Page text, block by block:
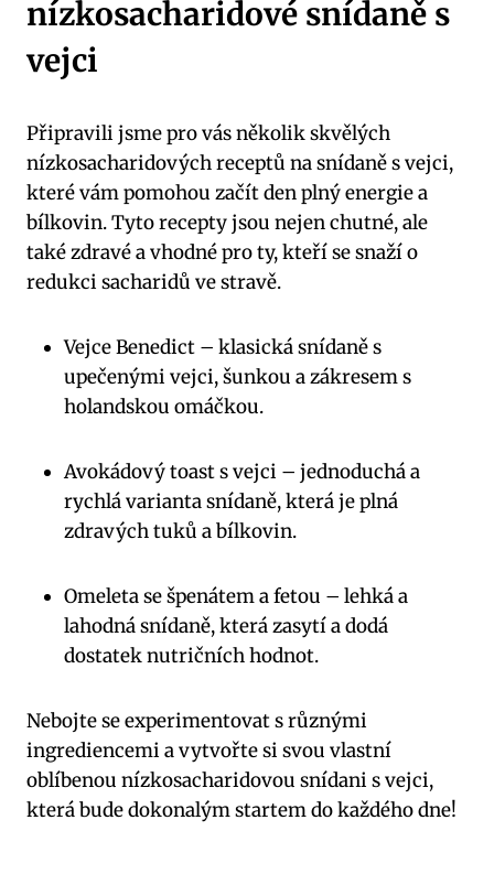
nízkosacharidové snídaně s
vejci
Připravili jsme pro vás několik skvělých
nízkosacharidových receptů na snídaně s vejci,
které vám pomohou začít den plný energie a
bílkovin. Tyto recepty jsou nejen chutné, ale
také zdravé a vhodné pro ty, kteří se snaží o
redukci sacharidů ve stravě.
Vejce Benedict – klasická snídaně s
upečenými vejci, šunkou a zákresem s
holandskou omáčkou.
Avokádový toast s vejci – jednoduchá a
rychlá varianta snídaně, která je plná
zdravých tuků a bílkovin.
Omeleta se špenátem a fetou – lehká a
lahodná snídaně, která zasytí a dodá
dostatek nutričních hodnot.
Nebojte se experimentovat s různými
ingrediencemi a vytvořte si svou vlastní
oblíbenou nízkosacharidovou snídani s vejci,
která bude dokonalým startem do každého dne!